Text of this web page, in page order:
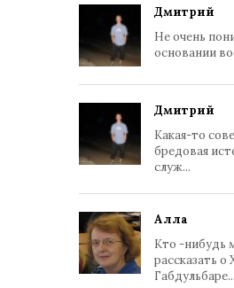
Дмитрий
Не очень
основании
Дмитрий
Какая-то
бредовая
служ...
Алла
Кто -нибудь
рассказать о
Габдульбаре...